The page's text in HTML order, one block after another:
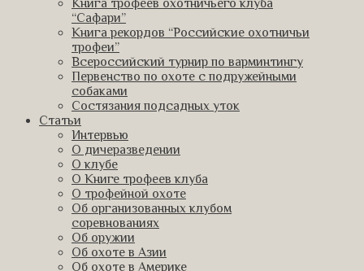
Книга трофеев охотничьего клуба
“Сафари”
Книга рекордов “Российские охотничьи
трофеи”
Всероссийский турнир по варминтингу
Первенство по охоте с подружейными
собаками
Состязания подсадных уток
Статьи
Интервью
О дичеразведении
О клубе
О Книге трофеев клуба
О трофейной охоте
Об организованных клубом
соревнованиях
Об оружии
Об охоте в Азии
Об охоте в Америке